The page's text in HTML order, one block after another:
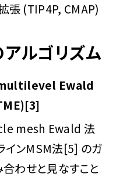
張 (TIP4P, CMAP)
ルゴリズム
Ewald
mesh Ewald 法
インMSM法[5] のガ
わせと見なすこと